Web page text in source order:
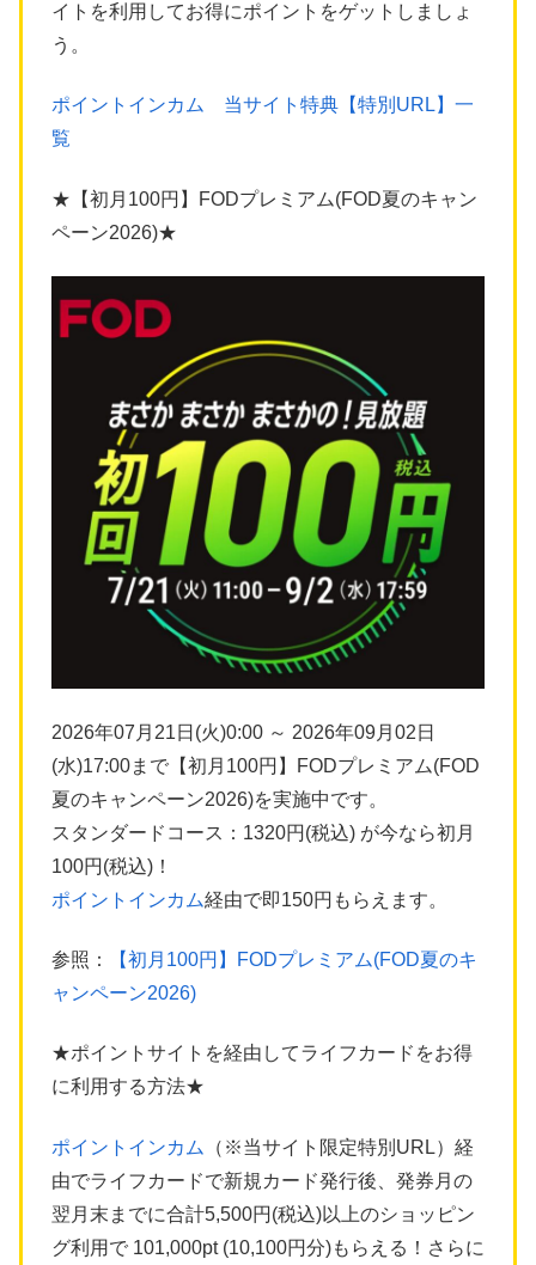
イトを利用してお得にポイントをゲットしましょ
う。
ポイントインカム 当サイト特典【特別URL】一
覧
★【初月100円】FODプレミアム(FOD夏のキャン
ペーン2026)★
2026年07月21日(火)0:00 ～ 2026年09月02日
(水)17:00まで【初月100円】FODプレミアム(FOD
夏のキャンペーン2026)を実施中です。
スタンダードコース：1320円(税込) が今なら初月
100円(税込)！
ポイントインカム経由で即150円もらえます。
参照：
【初月100円】FODプレミアム(FOD夏のキ
ャンペーン2026)
★ポイントサイトを経由してライフカードをお得
に利用する方法★
ポイントインカム
（※当サイト限定特別URL）経
由でライフカードで新規カード発行後、発券月の
翌月末までに合計5,500円(税込)以上のショッピン
グ利用で 101,000pt (10,100円分)もらえる！さらに